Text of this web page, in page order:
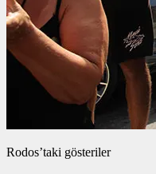
Rodos’taki gösteriler